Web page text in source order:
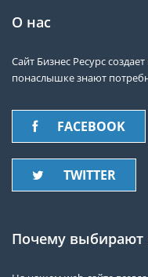
О нас
Сайт Бизнес Ресурс
понаслышке знают
FACEBOOK
TWITTER
Почему выбирают